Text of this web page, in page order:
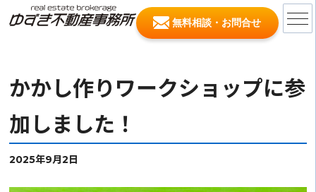
無料相談・お問合せ
かかし作りワークショップに参
加しました！
2025年9月2日